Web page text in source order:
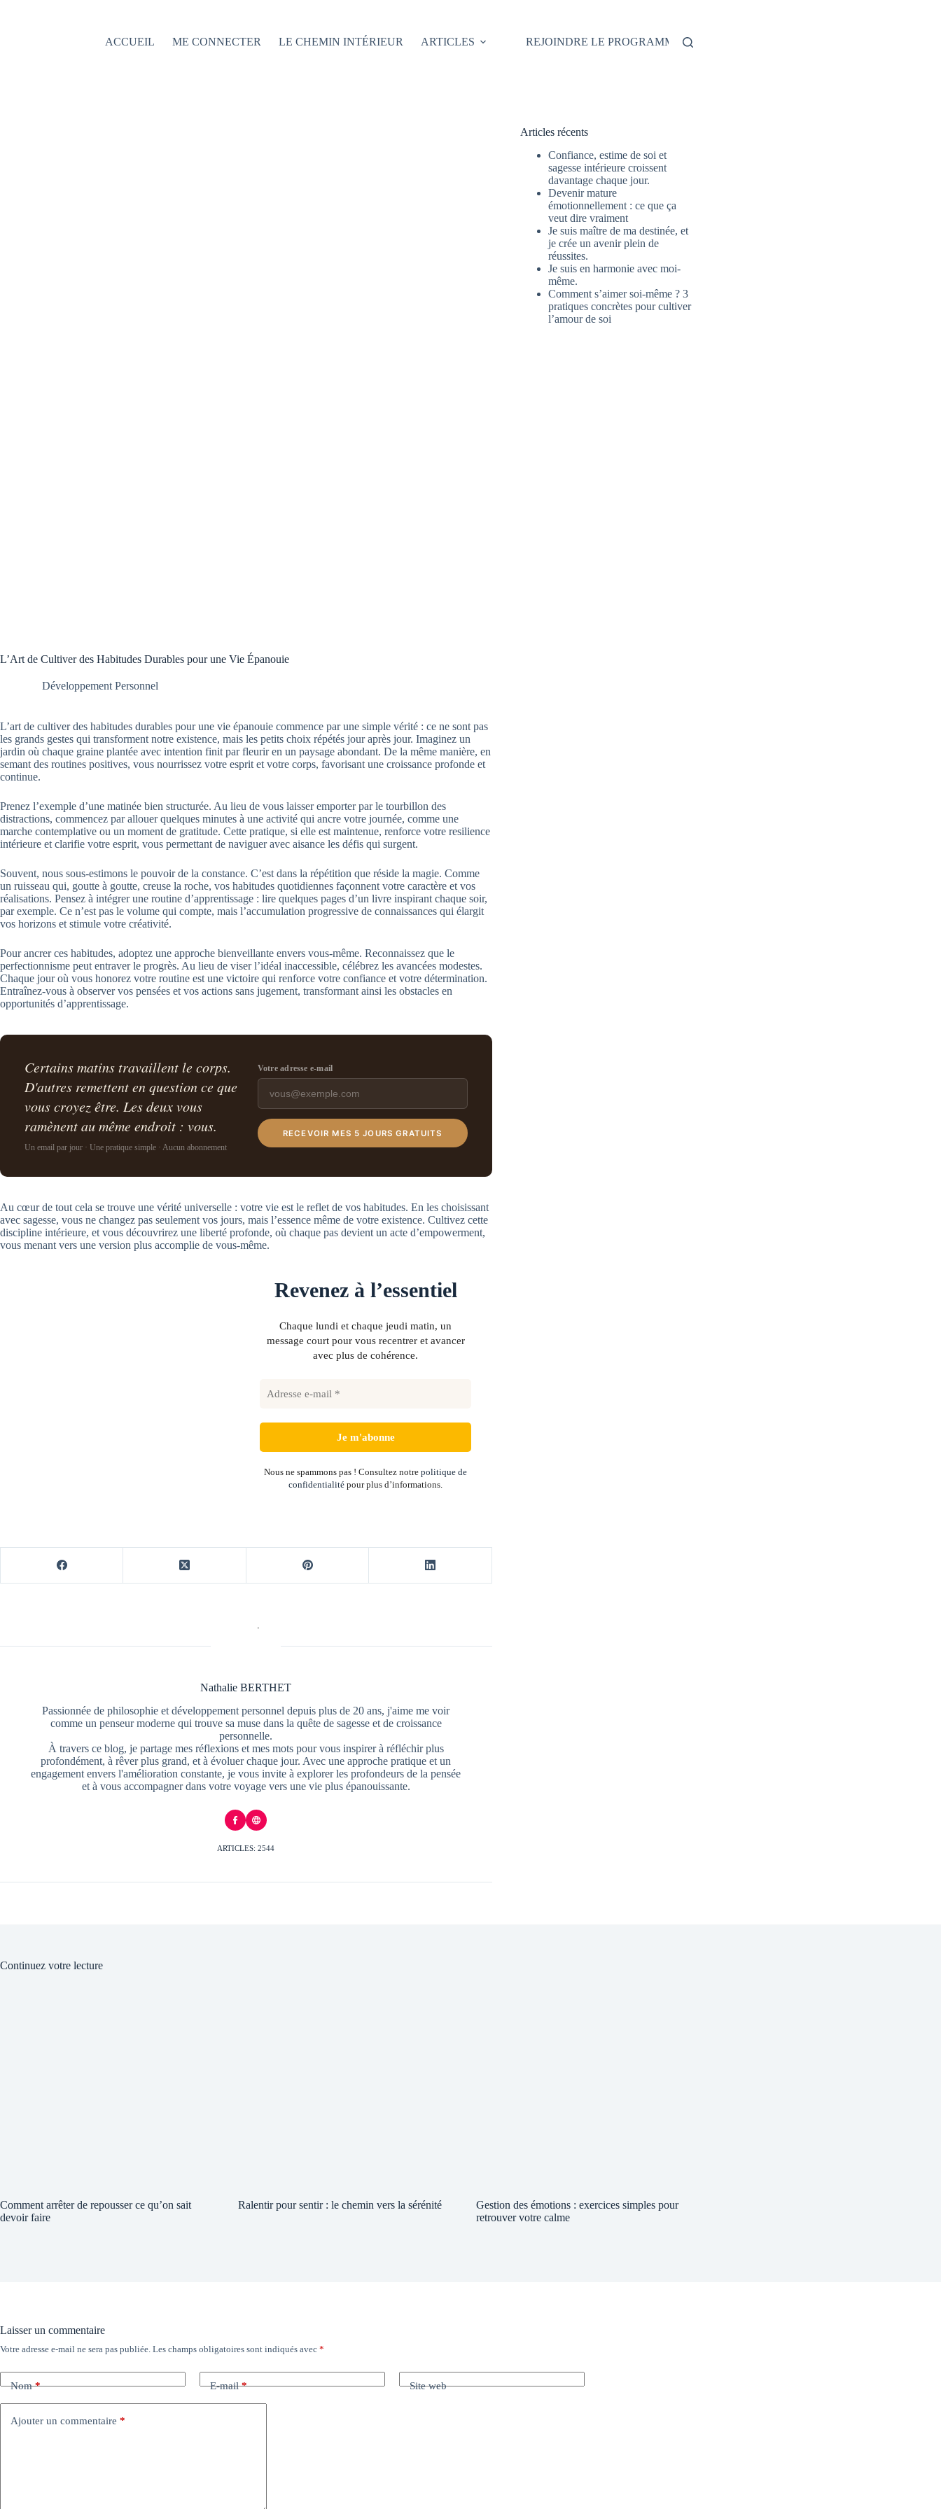
ACCUEIL
ME CONNECTER LE CHEMIN INTÉRIEUR ARTICLES REJOINDRE LE PROGRAMME
L’Art de Cultiver des Habitudes Durables pour une Vie Épanouie
Développement Personnel
L’art de cultiver des habitudes durables pour une vie épanouie commence par une simple vérité : ce ne sont pas
les grands gestes qui transforment notre existence, mais les petits choix répétés jour après jour. Imaginez un
jardin où chaque graine plantée avec intention finit par fleurir en un paysage abondant. De la même manière, en
semant des routines positives, vous nourrissez votre esprit et votre corps, favorisant une croissance profonde et
continue.
Prenez l’exemple d’une matinée bien structurée. Au lieu de vous laisser emporter par le tourbillon des
distractions, commencez par allouer quelques minutes à une activité qui ancre votre journée, comme une
marche contemplative ou un moment de gratitude. Cette pratique, si elle est maintenue, renforce votre resilience
intérieure et clarifie votre esprit, vous permettant de naviguer avec aisance les défis qui surgent.
Souvent, nous sous-estimons le pouvoir de la constance. C’est dans la répétition que réside la magie. Comme
un ruisseau qui, goutte à goutte, creuse la roche, vos habitudes quotidiennes façonnent votre caractère et vos
réalisations. Pensez à intégrer une routine d’apprentissage : lire quelques pages d’un livre inspirant chaque soir,
par exemple. Ce n’est pas le volume qui compte, mais l’accumulation progressive de connaissances qui élargit
vos horizons et stimule votre créativité.
Pour ancrer ces habitudes, adoptez une approche bienveillante envers vous-même. Reconnaissez que le
perfectionnisme peut entraver le progrès. Au lieu de viser l’idéal inaccessible, célébrez les avancées modestes.
Chaque jour où vous honorez votre routine est une victoire qui renforce votre confiance et votre détermination.
Entraînez-vous à observer vos pensées et vos actions sans jugement, transformant ainsi les obstacles en
opportunités d’apprentissage.
Certains matins travaillent le corps.
D'autres remettent en question ce que
vous croyez être. Les deux vous
ramènent au même endroit : vous.
Un email par jour · Une pratique simple · Aucun abonnement
Votre adresse e-mail
RECEVOIR MES 5 JOURS GRATUITS
Au cœur de tout cela se trouve une vérité universelle : votre vie est le reflet de vos habitudes. En les choisissant
avec sagesse, vous ne changez pas seulement vos jours, mais l’essence même de votre existence. Cultivez cette
discipline intérieure, et vous découvrirez une liberté profonde, où chaque pas devient un acte d’empowerment,
vous menant vers une version plus accomplie de vous-même.
Revenez à l’essentiel
Chaque lundi et chaque jeudi matin, un
message court pour vous recentrer et avancer
avec plus de cohérence.
Nous ne spammons pas ! Consultez notrepolitique de
confidentialité pour plus d’informations.
Nathalie BERTHET
Passionnée de philosophie et développement personnel depuis plus de 20 ans, j'aime me voir
comme un penseur moderne qui trouve sa muse dans la quête de sagesse et de croissance
personnelle.
À travers ce blog, je partage mes réflexions et mes mots pour vous inspirer à réfléchir plus
profondément, à rêver plus grand, et à évoluer chaque jour. Avec une approche pratique et un
engagement envers l'amélioration constante, je vous invite à explorer les profondeurs de la pensée
et à vous accompagner dans votre voyage vers une vie plus épanouissante.
ARTICLES: 2544
Articles récents
Confiance, estime de soi et
sagesse intérieure croissent
davantage chaque jour.
Devenir mature
émotionnellement : ce que ça
veut dire vraiment
Je suis maître de ma destinée, et
je crée un avenir plein de
réussites.
Je suis en harmonie avec moi-
même.
Comment s’aimer soi-même ? 3
pratiques concrètes pour cultiver
l’amour de soi
Continuez votre lecture
Comment arrêter de repousser ce qu’on sait
devoir faire
Ralentir pour sentir : le chemin vers la sérénité
Gestion des émotions : exercices simples pour
retrouver votre calme
Laisser un commentaire
Votre adresse e-mail ne sera pas publiée. Les champs obligatoires sont indiqués avec *
Nom* E-mail* Site web
Ajouter un commentaire *